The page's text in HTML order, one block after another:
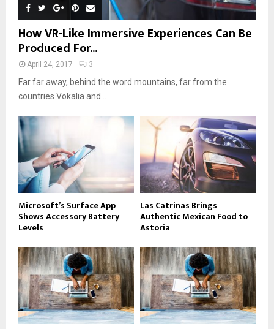
How VR-Like Immersive Experiences Can Be
Produced For...
April 24, 2017 3
Far far away, behind the word mountains, far from the
countries Vokalia and...
Microsoft’s Surface App
Shows Accessory Battery
Levels
Las Catrinas Brings
Authentic Mexican Food to
Astoria